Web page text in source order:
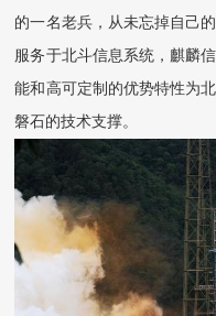
的一名老兵，从未忘掉自己
服务于北斗信息系统，麒麟
能和高可定制的优势特性为
磐石的技术支撑。